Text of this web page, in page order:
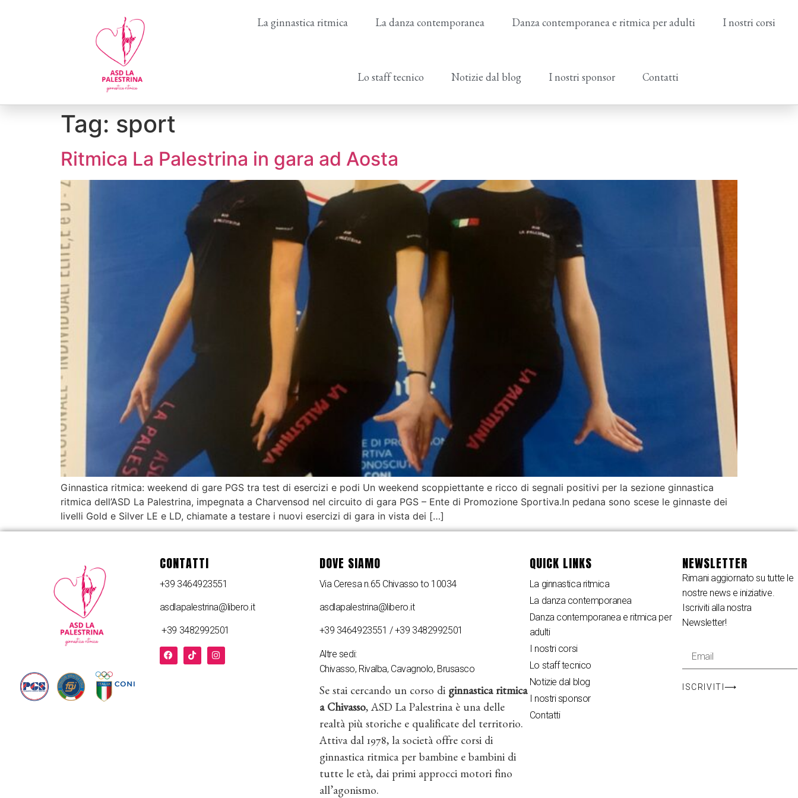
La ginnastica ritmica La danza contemporanea Danza contemporanea e ritmica per adulti I nostri corsi
Lo staff tecnico Notizie dal blog I nostri sponsor Contatti
Tag: sport
Ritmica La Palestrina in gara ad Aosta
Ginnastica ritmica: weekend di gare PGS tra test di esercizi e podi Un weekend scoppiettante e ricco di segnali positivi per la sezione ginnastica
ritmica dell’ASD La Palestrina, impegnata a Charvensod nel circuito di gara PGS – Ente di Promozione Sportiva.In pedana sono scese le ginnaste dei
livelli Gold e Silver LE e LD, chiamate a testare i nuovi esercizi di gara in vista dei […]
CONTATTI
+39 3464923551
asdlapalestrina@libero.it
+39 3482992501
DOVE SIAMO
Via Ceresa n.65 Chivasso to 10034
asdlapalestrina@libero.it
+39 3464923551 / +39 3482992501
Altre sedi:
Chivasso, Rivalba, Cavagnolo, Brusasco
Se stai cercando un corso di ginnastica ritmica
a Chivasso, ASD La Palestrina è una delle
realtà più storiche e qualificate del territorio.
Attiva dal 1978, la società offre corsi di
ginnastica ritmica per bambine e bambini di
tutte le età, dai primi approcci motori fino
all’agonismo.
QUICK LINKS
La ginnastica ritmica
La danza contemporanea
Danza contemporanea e ritmica per
adulti
I nostri corsi
Lo staff tecnico
Notizie dal blog
I nostri sponsor
Contatti
NEWSLETTER
Rimani aggiornato su tutte le
nostre news e iniziative.
Iscriviti alla nostra
Newsletter!
ISCRIVITI⟶